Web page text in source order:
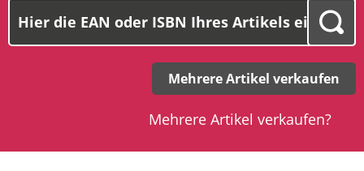
Mehrere Artikel verkaufen
Mehrere Artikel verkaufen?